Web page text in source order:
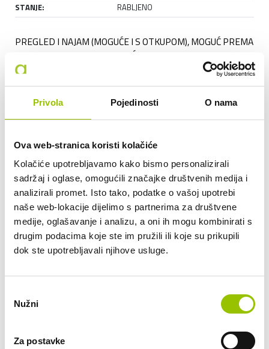
Privola Pojedinosti O nama
Ova web-stranica koristi kolačiće
Kolačiće upotrebljavamo kako bismo personalizirali
sadržaj i oglase, omogućili značajke društvenih medija i
analizirali promet. Isto tako, podatke o vašoj upotrebi
naše web-lokacije dijelimo s partnerima za društvene
medije, oglašavanje i analizu, a oni ih mogu kombinirati s
drugim podacima koje ste im pružili ili koje su prikupili
dok ste upotrebljavali njihove usluge.
pristanka
Nužni
Za postavke
STANJE:
RABLJENO
PREGLED I NAJAM (MOGUĆE I S OTKUPOM), MOGUĆ PREMA
DOGOVORU. PRODAJA MOGUĆA NAJRANIJE OD 15.09.2026.
Zanima li Vas ovaj automobil? Pošaljite
nam upit.
Datum preuzimanja vozila:
Željeni rok najma (12 do 48 mjeseci):
Planirana mjesečna kilometraža:
do 800 km
do 2.500 km
do 5.000 km